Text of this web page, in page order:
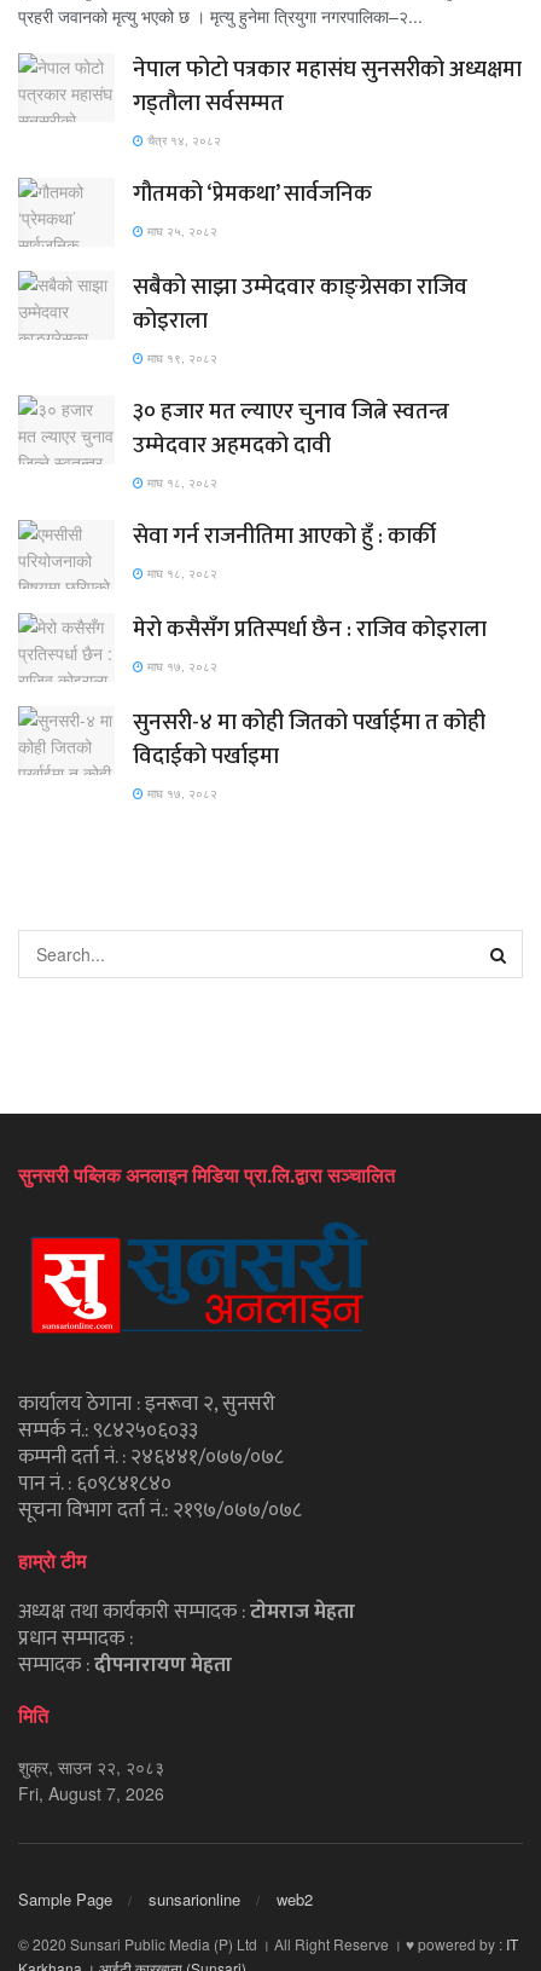
प्रहरी जवानको मृत्यु भएको छ । मृत्यु हुनेमा त्रियुगा नगरपालिका–२...
नेपाल फोटो पत्रकार महासंघ सुनसरीको अध्यक्षमा
गड्ताैला सर्वसम्मत
चैत्र १४, २०८२
गौतमको ‘प्रेमकथा’ सार्वजनिक
माघ २५, २०८२
सबैको साझा उम्मेदवार काङ्ग्रेसका राजिव
कोइराला
माघ १९, २०८२
३० हजार मत ल्याएर चुनाव जित्ने स्वतन्त्र
उम्मेदवार अहमदको दावी
माघ १८, २०८२
सेवा गर्न राजनीतिमा आएको हुँ : कार्की
माघ १८, २०८२
मेरो कसैसँग प्रतिस्पर्धा छैन : राजिव कोइराला
माघ १७, २०८२
सुनसरी-४ मा कोही जितको पर्खाईमा त कोही
विदाईको पर्खाइमा
माघ १७, २०८२
सुनसरी पब्लिक अनलाइन मिडिया प्रा.लि.द्वारा सञ्चालित
कार्यालय ठेगाना : इनरूवा २, सुनसरी
सम्पर्क नं.: ९८४२५०६०३३
कम्पनी दर्ता नं. : २४६४४१/०७७/०७८
पान नं. : ६०९८४१८४०
सूचना विभाग दर्ता नं.: २१९७/०७७/०७८
हाम्राे टीम
अध्यक्ष तथा कार्यकारी सम्पादक :टाेमराज मेहता
प्रधान सम्पादक :
सम्पादक :दीपनारायण मेहता
मिति
शुक्र, साउन २२, २०८३
Fri, August 7, 2026
Sample Page sunsarionline web2
© 2020 Sunsari Public Media (P) Ltd । All Right Reserve । ♥ powered by : IT